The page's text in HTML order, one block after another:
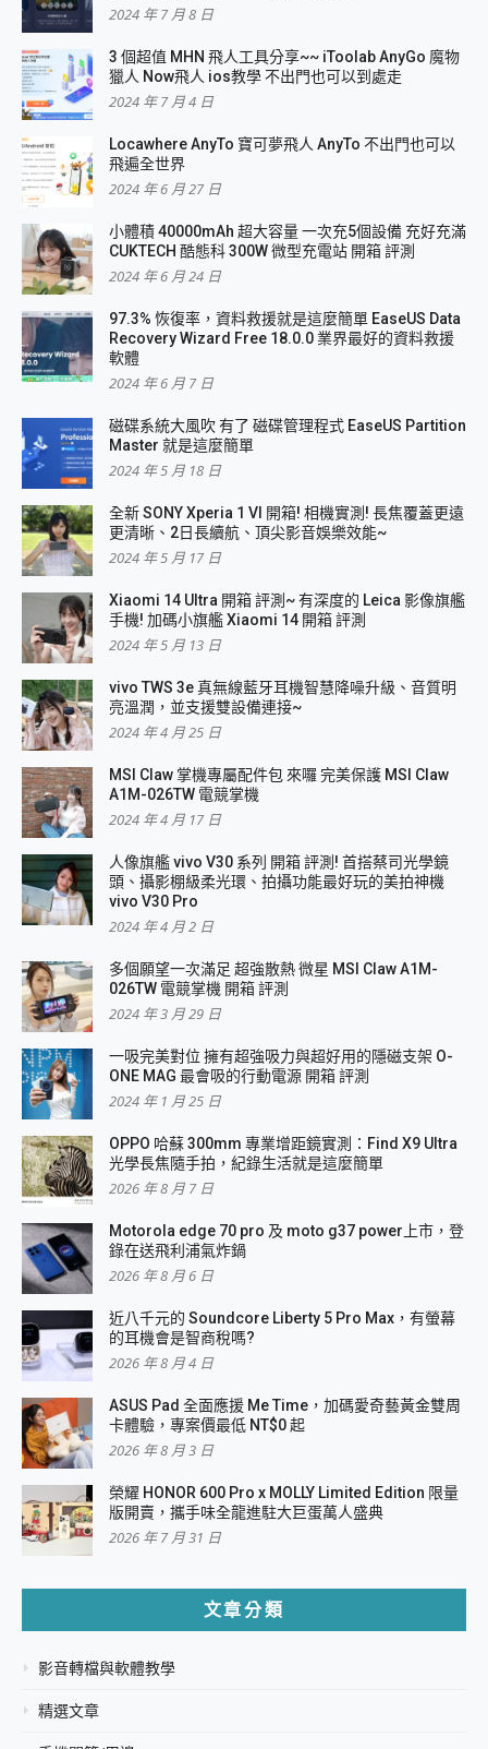
2024 年 7 月 8 日
3 個超值 MHN 飛人工具分享~~ iToolab AnyGo 魔物
獵人 Now飛人 ios教學 不出門也可以到處走
2024 年 7 月 4 日
Locawhere AnyTo 寶可夢飛人 AnyTo 不出門也可以
飛遍全世界
2024 年 6 月 27 日
小體積 40000mAh 超大容量 一次充5個設備 充好充滿
CUKTECH 酷態科 300W 微型充電站 開箱 評測
2024 年 6 月 24 日
97.3% 恢復率，資料救援就是這麼簡單 EaseUS Data
Recovery Wizard Free 18.0.0 業界最好的資料救援
軟體
2024 年 6 月 7 日
磁碟系統大風吹 有了 磁碟管理程式 EaseUS Partition
Master 就是這麼簡單
2024 年 5 月 18 日
全新 SONY Xperia 1 VI 開箱! 相機實測! 長焦覆蓋更遠
更清晰、2日長續航、頂尖影音娛樂效能~
2024 年 5 月 17 日
Xiaomi 14 Ultra 開箱 評測~ 有深度的 Leica 影像旗艦
手機! 加碼小旗艦 Xiaomi 14 開箱 評測
2024 年 5 月 13 日
vivo TWS 3e 真無線藍牙耳機智慧降噪升級、音質明
亮溫潤，並支援雙設備連接~
2024 年 4 月 25 日
MSI Claw 掌機專屬配件包 來囉 完美保護 MSI Claw
A1M-026TW 電競掌機
2024 年 4 月 17 日
人像旗艦 vivo V30 系列 開箱 評測! 首搭蔡司光學鏡
頭、攝影棚級柔光環、拍攝功能最好玩的美拍神機
vivo V30 Pro
2024 年 4 月 2 日
多個願望一次滿足 超強散熱 微星 MSI Claw A1M-
026TW 電競掌機 開箱 評測
2024 年 3 月 29 日
一吸完美對位 擁有超強吸力與超好用的隱磁支架 O-
ONE MAG 最會吸的行動電源 開箱 評測
2024 年 1 月 25 日
OPPO 哈蘇 300mm 專業增距鏡實測：Find X9 Ultra
光學長焦隨手拍，紀錄生活就是這麼簡單
2026 年 8 月 7 日
Motorola edge 70 pro 及 moto g37 power上市，登
錄在送飛利浦氣炸鍋
2026 年 8 月 6 日
近八千元的 Soundcore Liberty 5 Pro Max，有螢幕
的耳機會是智商稅嗎?
2026 年 8 月 4 日
ASUS Pad 全面應援 Me Time，加碼愛奇藝黃金雙周
卡體驗，專案價最低 NT$0 起
2026 年 8 月 3 日
榮耀 HONOR 600 Pro x MOLLY Limited Edition 限量
版開賣，攜手味全龍進駐大巨蛋萬人盛典
2026 年 7 月 31 日
文章分類
影音轉檔與軟體教學
精選文章